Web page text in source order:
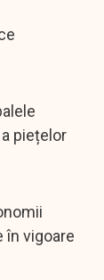
piețelor
în vigoare